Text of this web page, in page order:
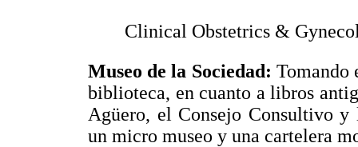
 Clinical Obstetrics &
Museo de la Sociedad: Tomando
biblioteca, en cuanto a libros
Agüero, el Consejo Consultivo
un micro museo y una cartelera